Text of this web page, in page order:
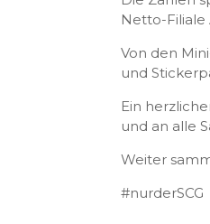
Netto-Filiale
Von den
und
Ein
und an alle
Weiter
#nurderSCG